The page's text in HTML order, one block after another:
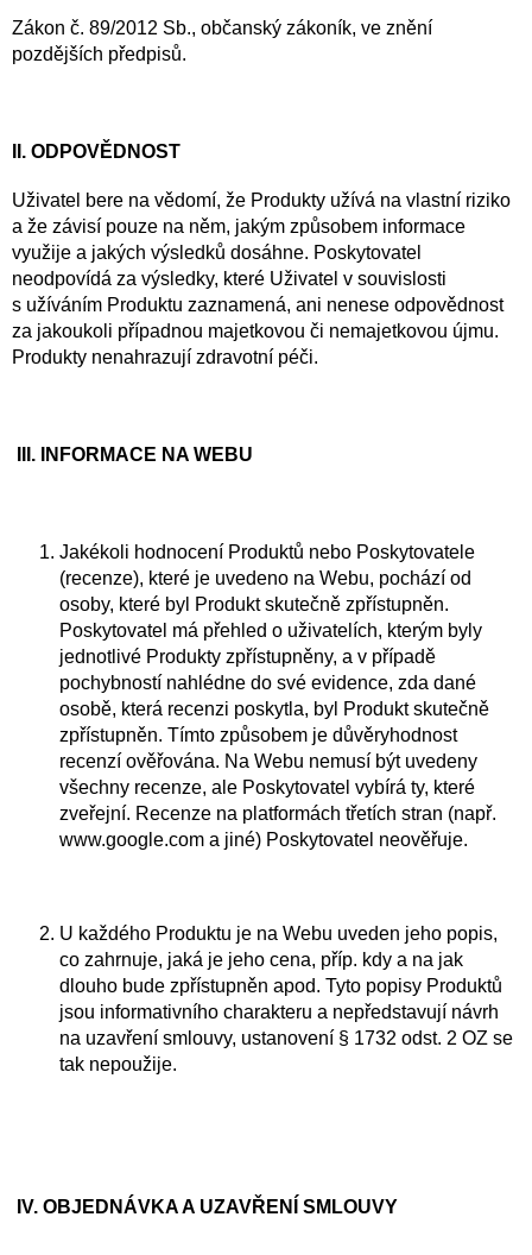
Zákon č. 89/2012 Sb., občanský zákoník, ve znění
pozdějších předpisů.
II. ODPOVĚDNOST
Uživatel bere na vědomí, že Produkty užívá na vlastní riziko
a že závisí pouze na něm, jakým způsobem informace
využije a jakých výsledků dosáhne. Poskytovatel
neodpovídá za výsledky, které Uživatel v souvislosti
s užíváním Produktu zaznamená, ani nenese odpovědnost
za jakoukoli případnou majetkovou či nemajetkovou újmu.
Produkty nenahrazují zdravotní péči.
III. INFORMACE NA WEBU
Jakékoli hodnocení Produktů nebo Poskytovatele
(recenze), které je uvedeno na Webu, pochází od
osoby, které byl Produkt skutečně zpřístupněn.
Poskytovatel má přehled o uživatelích, kterým byly
jednotlivé Produkty zpřístupněny, a v případě
pochybností nahlédne do své evidence, zda dané
osobě, která recenzi poskytla, byl Produkt skutečně
zpřístupněn. Tímto způsobem je důvěryhodnost
recenzí ověřována. Na Webu nemusí být uvedeny
všechny recenze, ale Poskytovatel vybírá ty, které
zveřejní. Recenze na platformách třetích stran (např.
www.google.com a jiné) Poskytovatel neověřuje.
U každého Produktu je na Webu uveden jeho popis,
co zahrnuje, jaká je jeho cena, příp. kdy a na jak
dlouho bude zpřístupněn apod. Tyto popisy Produktů
jsou informativního charakteru a nepředstavují návrh
na uzavření smlouvy, ustanovení § 1732 odst. 2 OZ se
tak nepoužije.
IV. OBJEDNÁVKA A UZAVŘENÍ SMLOUVY